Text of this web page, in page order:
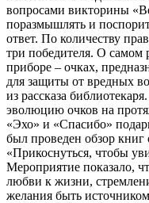
вопросами викторины
поразмышлять и
ответ. По количеству
три победителя. О самом
приборе – очках,
для защиты от вредных
из рассказа
эволюцию очков на
«Эхо» и «Спасибо»
был проведен обзор
«Прикоснуться, чтобы
Мероприятие показало,
любви к жизни,
желания быть